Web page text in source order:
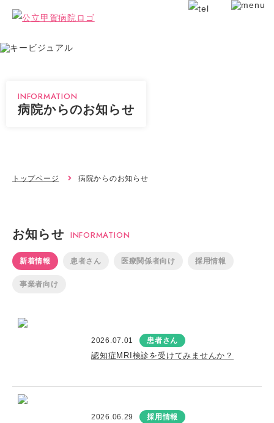
INFORMATION
病院からのお知らせ
トップページ 病院からのお知らせ
お知らせ INFORMATION
新着情報 患者さん 医療関係者向け 採用情報
事業者向け
2026.07.01 患者さん
認知症MRI検診を受けてみませんか？
2026.06.29 採用情報